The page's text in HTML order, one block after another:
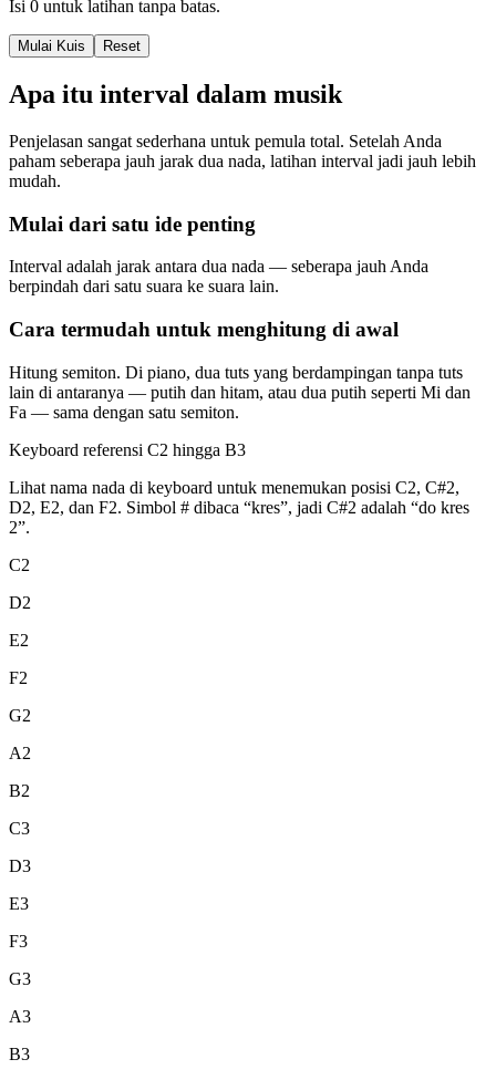
Isi 0 untuk latihan tanpa batas.
Mulai Kuis Reset
Apa itu interval dalam musik
Penjelasan sangat sederhana untuk pemula total. Setelah Anda
paham seberapa jauh jarak dua nada, latihan interval jadi jauh lebih
mudah.
Mulai dari satu ide penting
Interval adalah jarak antara dua nada — seberapa jauh Anda
berpindah dari satu suara ke suara lain.
Cara termudah untuk menghitung di awal
Hitung semiton. Di piano, dua tuts yang berdampingan tanpa tuts
lain di antaranya — putih dan hitam, atau dua putih seperti Mi dan
Fa — sama dengan satu semiton.
Keyboard referensi C2 hingga B3
Lihat nama nada di keyboard untuk menemukan posisi C2, C#2,
D2, E2, dan F2. Simbol # dibaca “kres”, jadi C#2 adalah “do kres
2”.
C2
D2
E2
F2
G2
A2
B2
C3
D3
E3
F3
G3
A3
B3